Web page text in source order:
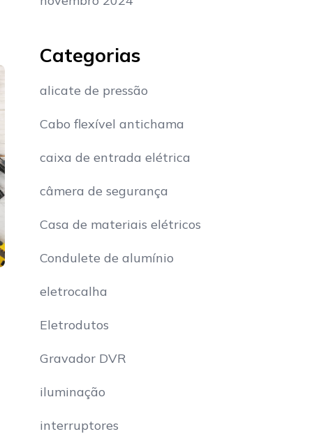
Categorias
alicate de pressão
Cabo flexível antichama
caixa de entrada elétrica
câmera de segurança
Casa de materiais elétricos
Condulete de alumínio
eletrocalha
Eletrodutos
Gravador DVR
iluminação
interruptores